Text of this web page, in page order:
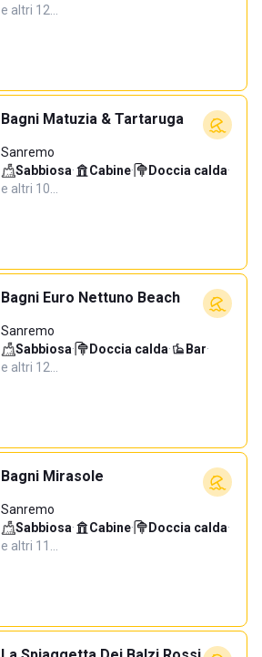
e altri 12…
Bagni Matuzia & Tartaruga
Sanremo
Sabbiosa· Cabine· Doccia calda·
e altri 10…
Bagni Euro Nettuno Beach
Sanremo
Sabbiosa· Doccia calda· Bar·
e altri 12…
Bagni Mirasole
Sanremo
Sabbiosa· Cabine· Doccia calda·
e altri 11…